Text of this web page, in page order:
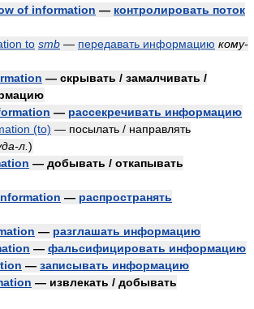
of information — контролировать поток
to smb — передавать информацию кому-
— скрывать / замалчивать /
— рассекречивать информацию
(to) — посылать / направлять
л. )
— добывать / откапывать
— распространять
— разглашать информацию
— фальсифицировать информацию
— записывать информацию
— извлекать / добывать